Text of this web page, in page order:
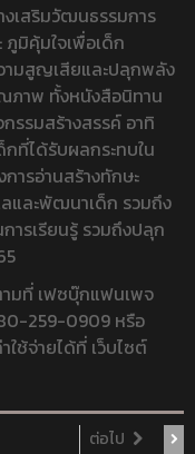
เสริมวัฒนธรรมการ
ภูมิคุ้มใจเพื่อเด็ก
ามสูญเสียและปลุกพลัง
ภาพ ทั้งหนังสือนิทาน
รรมสร้างสรรค์ อาทิ
ที่ได้รับผลกระทบใน
ารอ่านสร้างทักษะ
และพัฒนาเด็ก รวมถึง
ารเรียนรู้ รวมถึงปลุก
มที่ เฟซบุ๊กแฟนเพจ
259-0909 หรือ
ช้จ่ายได้ที่ เว็บไซต์
ต่อไป